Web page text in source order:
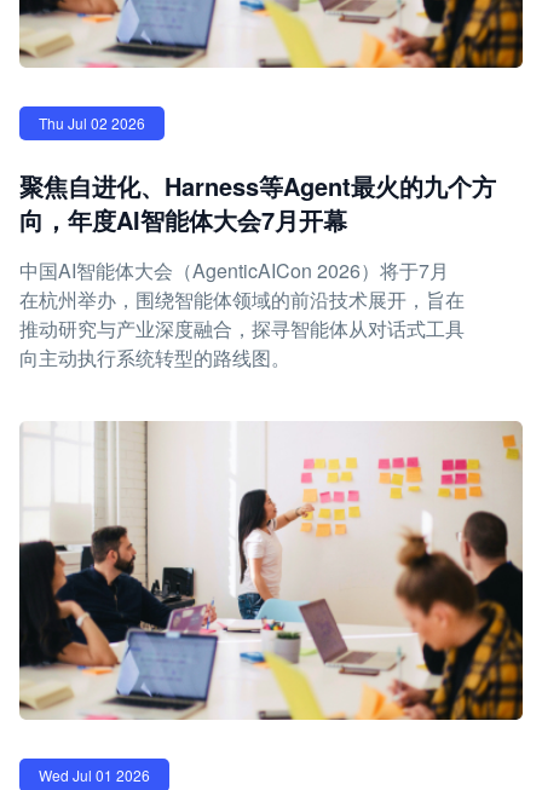
Thu Jul 02 2026
聚焦自进化、Harness等Agent最火的九个方
向，年度AI智能体大会7月开幕
中国AI智能体大会（AgenticAICon 2026）将于7月
在杭州举办，围绕智能体领域的前沿技术展开，旨在
推动研究与产业深度融合，探寻智能体从对话式工具
向主动执行系统转型的路线图。
Wed Jul 01 2026